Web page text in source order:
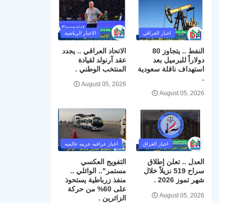
اخبار العراقي
النفط .. يتجاوز 80
دولاراً للبرميل بعد
استهداف ناقلة سعودية
.
August 05, 2026
الاخبار الرياضية
الاتحاد العراقي .. يجدد
عقد آرنولد لقيادة
المنتخب الوطني .
August 05, 2026
اخبار العراق
العدل .. تعلن إطلاق
سراح 519 نزيلاً خلال
شهر تموز 2026 .
August 05, 2026
اخبار عراقيه عربيه عالميه
التفويج العكسي
مستمر".. الوائلي ..
منفذ زرباطية يستحوذ
على 60% من حركة
الزائرين .